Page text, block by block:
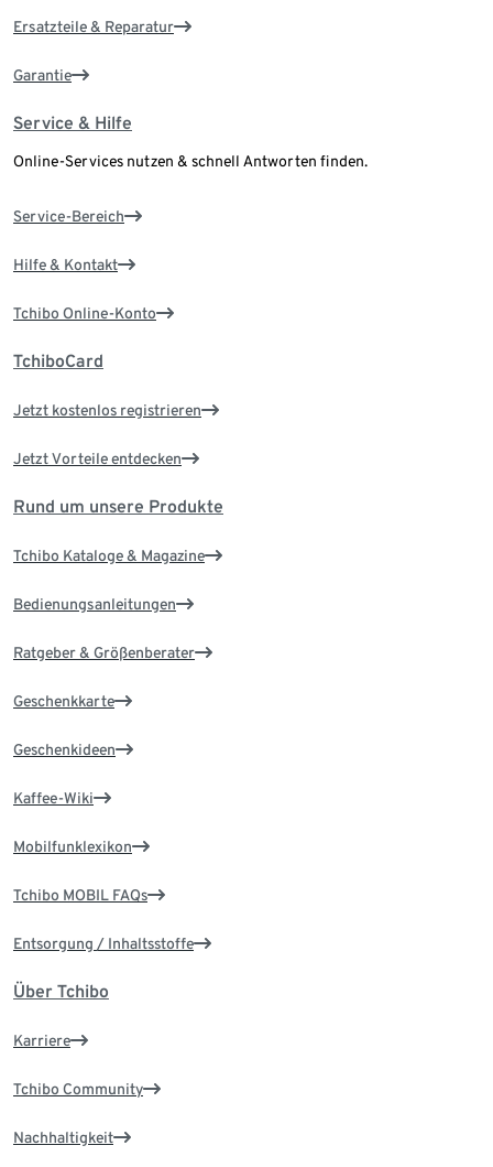
Ersatzteile & Reparatur
Garantie
Service & Hilfe
Online-Services nutzen & schnell Antworten finden.
Service-Bereich
Hilfe & Kontakt
Tchibo Online-Konto
TchiboCard
Jetzt kostenlos registrieren
Jetzt Vorteile entdecken
Rund um unsere Produkte
Tchibo Kataloge & Magazine
Bedienungsanleitungen
Ratgeber & Größenberater
Geschenkkarte
Geschenkideen
Kaffee-Wiki
Mobilfunklexikon
Tchibo MOBIL FAQs
Entsorgung / Inhaltsstoffe
Über Tchibo
Karriere
Tchibo Community
Nachhaltigkeit